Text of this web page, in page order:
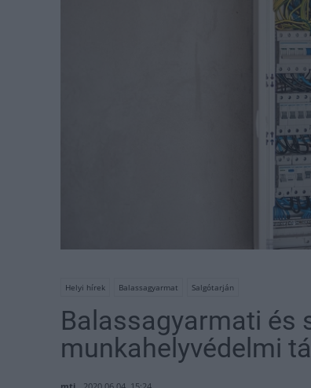
Helyi hírek Balassagyarmat Salgótarján
Balassagyarmati és
munkahelyvédelmi